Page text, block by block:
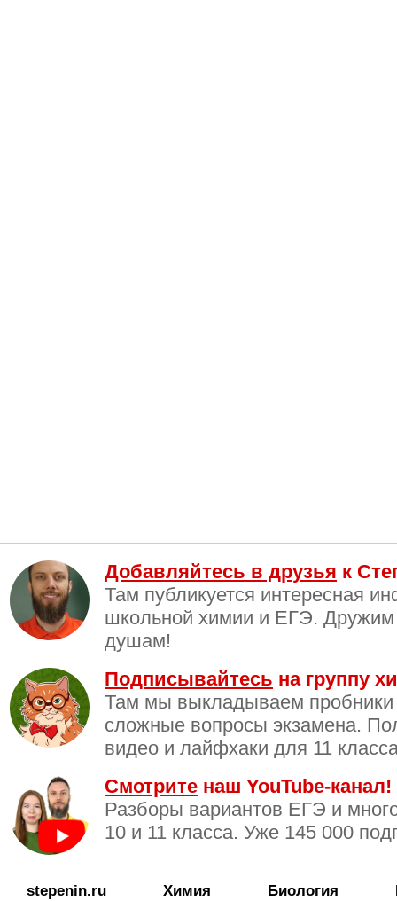
Добавляйтесь в друзья к
Там публикуется интересная
школьной химии и ЕГЭ.
душам!
Подписывайтесь на группу
Там мы выкладываем
сложные вопросы экзамена.
видео и лайфхаки для 11
Смотрите наш YouTube-канал!
Разборы вариантов ЕГЭ и
10 и 11 класса. Уже 145 000
stepenin.ru Химия Биология